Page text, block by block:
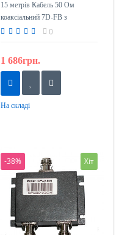
15 метрів Кабель 50 Ом
коаксіальний 7D-FB з
роз'ємами N-тип (тато)
0
1 686грн.
На складі
-38% Хіт